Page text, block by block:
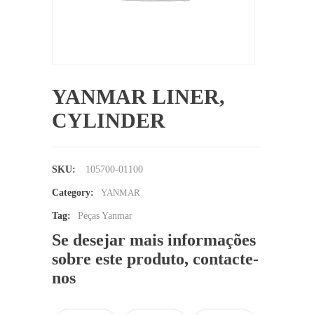
YANMAR LINER,
CYLINDER
SKU: 105700-01100
Category: YANMAR
Tag: Peças Yanmar
Se desejar mais informações
sobre este produto, contacte-
nos